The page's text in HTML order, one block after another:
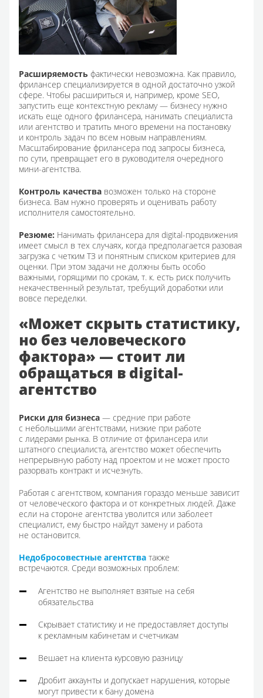
Расширяемость фактически невозможна. Как правило,
фрилансер специализируется в одной достаточно узкой
сфере. Чтобы расшириться и, например, кроме SEO,
запустить еще контекстную рекламу — бизнесу нужно
искать еще одного фрилансера, нанимать специалиста
или агентство и тратить много времени на постановку
и контроль задач по всем новым направлениям.
Масштабирование фрилансера под запросы бизнеса,
по сути, превращает его в руководителя очередного
мини-агентства.
Контроль качества возможен только на стороне
бизнеса. Вам нужно проверять и оценивать работу
исполнителя самостоятельно.
Резюме: Нанимать фрилансера для digital-продвижения
имеет смысл в тех случаях, когда предполагается разовая
загрузка с четким ТЗ и понятным списком критериев для
оценки. При этом задачи не должны быть особо
важными, горящими по срокам, т. к. есть риск получить
некачественный результат, требущий доработки или
вовсе переделки.
«Может скрыть статистику,
но без человеческого
фактора» — стоит ли
обращаться в digital-
агентство
Риски для бизнеса — средние при работе
с небольшими агентствами, низкие при работе
с лидерами рынка. В отличие от фрилансера или
штатного специалиста, агентство может обеспечить
непрерывную работу над проектом и не может просто
разорвать контракт и исчезнуть.
Работая с агентством, компания гораздо меньше зависит
от человеческого фактора и от конкретных людей. Даже
если на стороне агентства уволится или заболеет
специалист, ему быстро найдут замену и работа
не остановится.
Недобросовестные агентства также
встречаются. Среди возможных проблем:
Агентство не выполняет взятые на себя
обязательства
Скрывает статистику и не предоставляет доступы
к рекламным кабинетам и счетчикам
Вешает на клиента курсовую разницу
Дробит аккаунты и допускает нарушения, которые
могут привести к бану домена